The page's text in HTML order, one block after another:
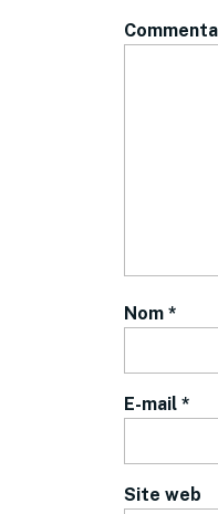
Nom *
E-mail *
Site web